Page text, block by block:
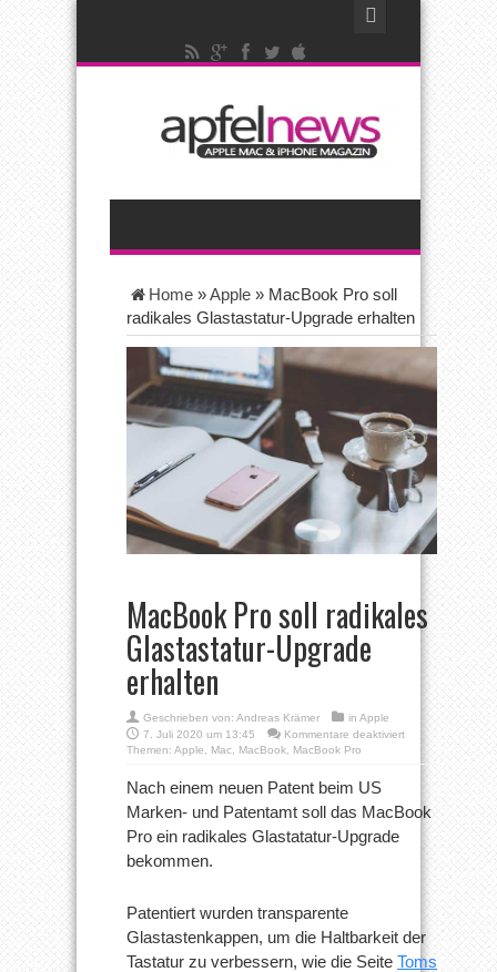
Home »Apple » MacBook Pro soll
radikales Glastastatur-Upgrade erhalten
MacBook Pro soll radikales
Glastastatur-Upgrade
erhalten
Geschrieben von: Andreas Krämer in Apple
7. Juli 2020 um 13:45
Kommentare deaktiviertfür
Pro
radikales
Glastastatur-
Upgrade
Themen: Apple Mac MacBook MacBook Pro
Nach einem neuen Patent beim US
Marken- und Patentamt soll das MacBook
Pro ein radikales Glastatatur-Upgrade
bekommen.
Patentiert wurden transparente
Glastastenkappen, um die Haltbarkeit der
Tastatur zu verbessern, wie die Seite Toms